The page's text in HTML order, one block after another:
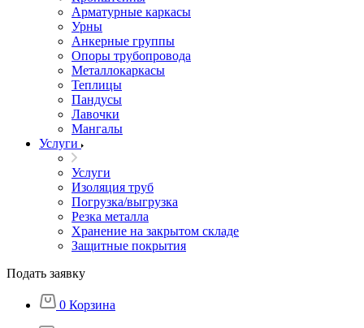
Арматурные каркасы
Урны
Анкерные группы
Опоры трубопровода
Металлокаркасы
Теплицы
Пандусы
Лавочки
Мангалы
Услуги
Услуги
Изоляция труб
Погрузка/выгрузка
Резка металла
Хранение на закрытом складе
Защитные покрытия
Подать заявку
0 Корзина